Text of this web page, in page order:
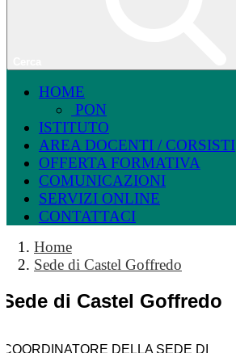
HOME
PON
ISTITUTO
AREA DOCENTI / CORSISTI
OFFERTA FORMATIVA
COMUNICAZIONI
SERVIZI ONLINE
CONTATTACI
Home
Sede di Castel Goffredo
Sede di Castel Goffredo
COORDINATORE DELLA SEDE DI